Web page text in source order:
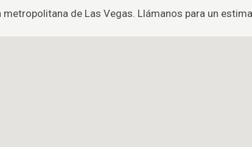
de Las Vegas. Llámanos para un